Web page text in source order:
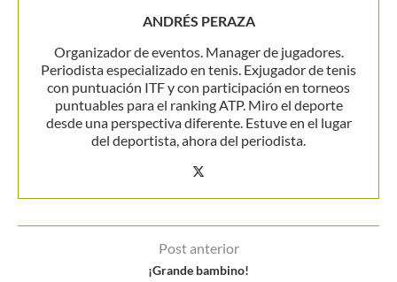
ANDRÉS PERAZA
Organizador de eventos. Manager de jugadores.
Periodista especializado en tenis. Exjugador de tenis
con puntuación ITF y con participación en torneos
puntuables para el ranking ATP. Miro el deporte
desde una perspectiva diferente. Estuve en el lugar
del deportista, ahora del periodista.
Post anterior
¡Grande bambino!